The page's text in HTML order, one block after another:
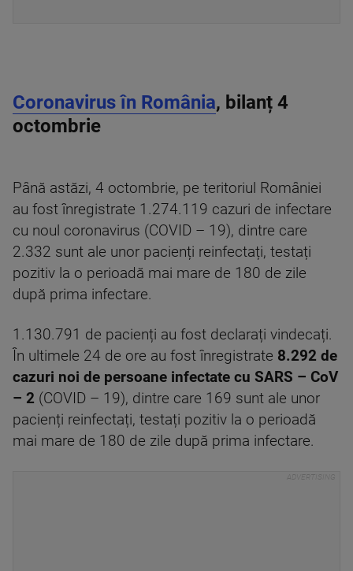
Coronavirus în România, bilanț 4
octombrie
Până astăzi, 4 octombrie, pe teritoriul României
au fost înregistrate 1.274.119 cazuri de infectare
cu noul coronavirus (COVID – 19), dintre care
2.332 sunt ale unor pacienți reinfectați, testați
pozitiv la o perioadă mai mare de 180 de zile
după prima infectare.
1.130.791 de pacienți au fost declarați vindecați.
În ultimele 24 de ore au fost înregistrate 8.292 de
cazuri noi de persoane infectate cu SARS – CoV
– 2 (COVID – 19), dintre care 169 sunt ale unor
pacienți reinfectați, testați pozitiv la o perioadă
mai mare de 180 de zile după prima infectare.